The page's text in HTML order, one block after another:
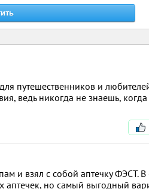
путешественников и
ведь никогда не знаешь,
и взял с собой аптечку ФЭСТ.
но самый выгодный